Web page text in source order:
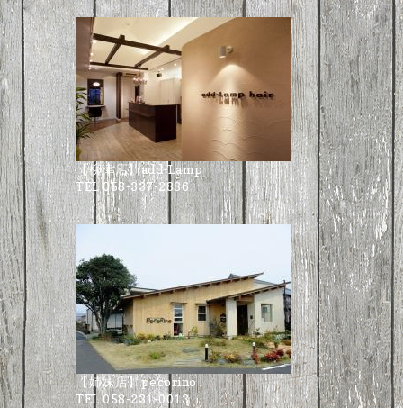
【柳津店】add-Lamp
TEL 058-337-2886
【姉妹店】pecorino
TEL 058-231-0013